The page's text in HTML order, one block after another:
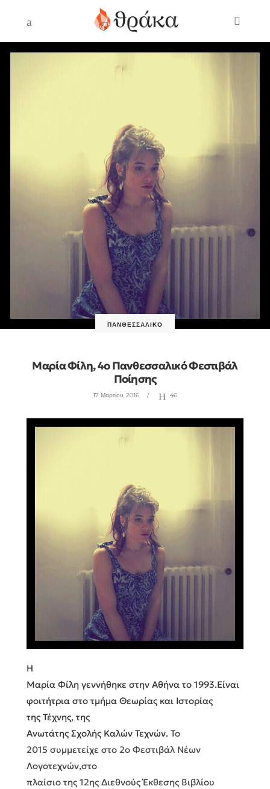
ΠΑΝΘΕΣΣΑΛΙΚΌ
Μαρία Φίλη, 4ο Πανθεσσαλικό Φεστιβάλ
Ποίησης
17 Μαρτίου, 2016 46
Η
Μαρία Φίλη γεννήθηκε στην Αθήνα το 1993.Είναι
φοιτήτρια στο τμήμα Θεωρίας και Ιστορίας
της Τέχνης, της
Ανωτάτης Σχολής Καλών Τεχνών. Το
2015 συμμετείχε στο 2ο Φεστιβάλ Νέων
Λογοτεχνών,στο
πλαίσιο της 12ης Διεθνούς Έκθεσης Βιβλίου